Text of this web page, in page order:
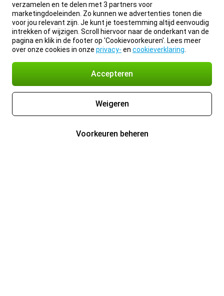
verzamelen en te delen met 3 partners voor
marketingdoeleinden. Zo kunnen we advertenties tonen die
voor jou relevant zijn. Je kunt je toestemming altijd eenvoudig
intrekken of wijzigen. Scroll hiervoor naar de onderkant van de
pagina en klik in de footer op 'Cookievoorkeuren'. Lees meer
over onze cookies in onze privacy- en cookieverklaring
Accepteren
Weigeren
Voorkeuren beheren